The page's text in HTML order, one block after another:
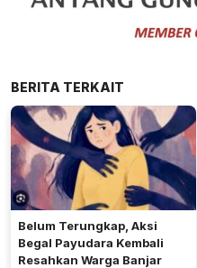
BERITA TERKAIT
Belum Terungkap, Aksi
Begal Payudara Kembali
Resahkan Warga Banjar